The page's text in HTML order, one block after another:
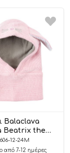
Balaclava
Beatrix the
Ροζ –
12-24M
από 7-12 ημέρες